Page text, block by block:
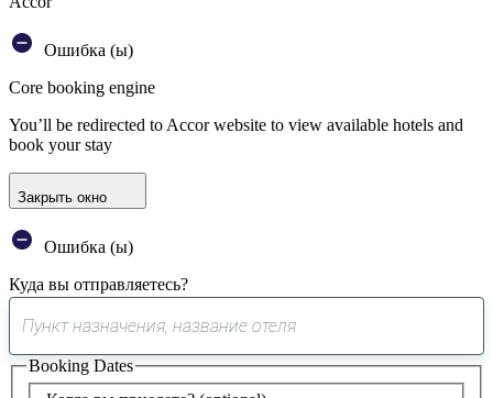
Ошибка (ы)
Core booking engine
You’ll be redirected to Accor website to view available hotels and
book your stay
Закрыть окно
Ошибка (ы)
Куда вы отправляетесь?
0
предложение
найдено
Booking Dates